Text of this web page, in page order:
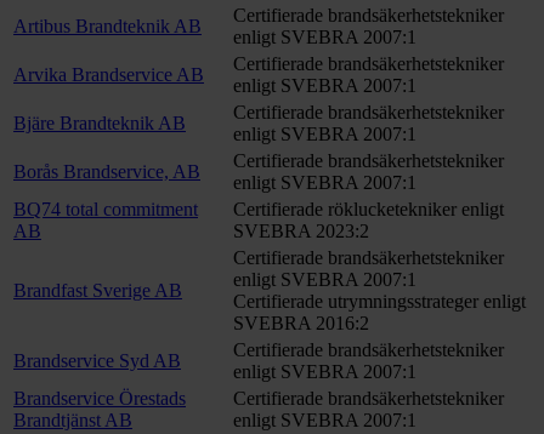
Artibus Brandteknik AB
Certifierade brandsäkerhetstekniker
enligt SVEBRA 2007:1
Arvika Brandservice AB
Certifierade brandsäkerhetstekniker
enligt SVEBRA 2007:1
Bjäre Brandteknik AB
Certifierade brandsäkerhetstekniker
enligt SVEBRA 2007:1
Borås Brandservice, AB
Certifierade brandsäkerhetstekniker
enligt SVEBRA 2007:1
BQ74 total commitment
AB
Certifierade röklucketekniker enligt
SVEBRA 2023:2
Brandfast Sverige AB
Certifierade brandsäkerhetstekniker
enligt SVEBRA 2007:1
Certifierade utrymningsstrateger enligt
SVEBRA 2016:2
Brandservice Syd AB
Certifierade brandsäkerhetstekniker
enligt SVEBRA 2007:1
Brandservice Örestads
Brandtjänst AB
Certifierade brandsäkerhetstekniker
enligt SVEBRA 2007:1